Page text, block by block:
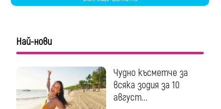
Най-нови
Чудно късметче за
всяка зодия за 10
август...